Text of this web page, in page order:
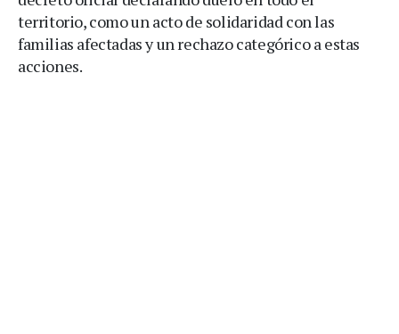
territorio, como un acto de solidaridad con las
familias afectadas y un rechazo categórico a estas
acciones.